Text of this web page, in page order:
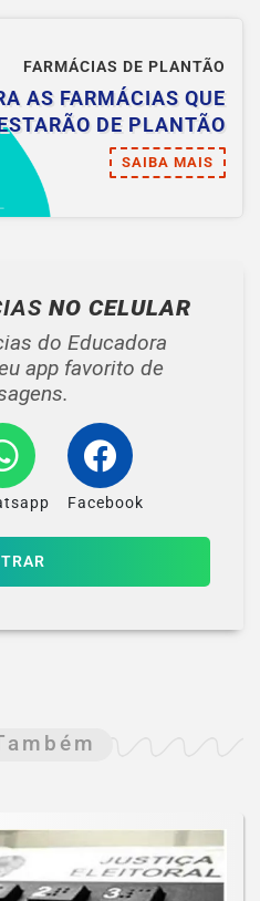
FARMÁCIAS DE PLANTÃO
AS FARMÁCIAS QUE
ESTARÃO DE PLANTÃO
SAIBA MAIS
NO CELULAR
do Educadora
app favorito de
Facebook